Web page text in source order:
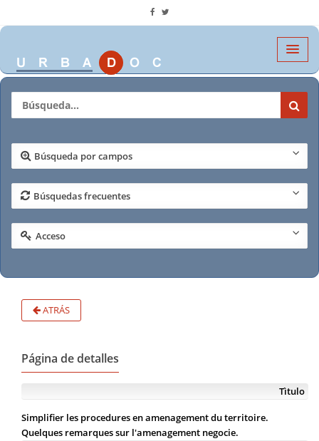
Búsqueda por campos
Búsquedas frecuentes
Acceso
ATRÁS
Página de detalles
Tìtulo
Simplifier les procedures en amenagement du territoire.
Quelques remarques sur l'amenagement negocie.